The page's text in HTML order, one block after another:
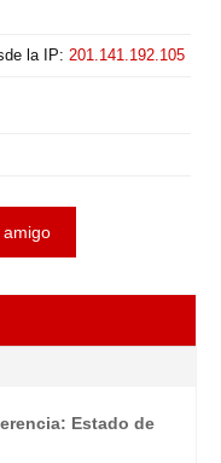
la IP: 201.141.192.105
amigo
Estado de